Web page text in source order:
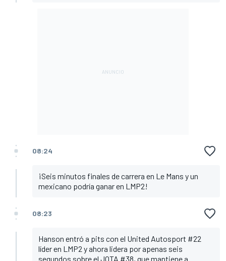
08:24
¡Seis minutos finales de carrera en Le Mans y un
mexicano podría ganar en LMP2!
08:23
Hanson entró a pits con el United Autosport #22
líder en LMP2 y ahora lidera por apenas seis
segundos sobre el JOTA #38, que mantiene a